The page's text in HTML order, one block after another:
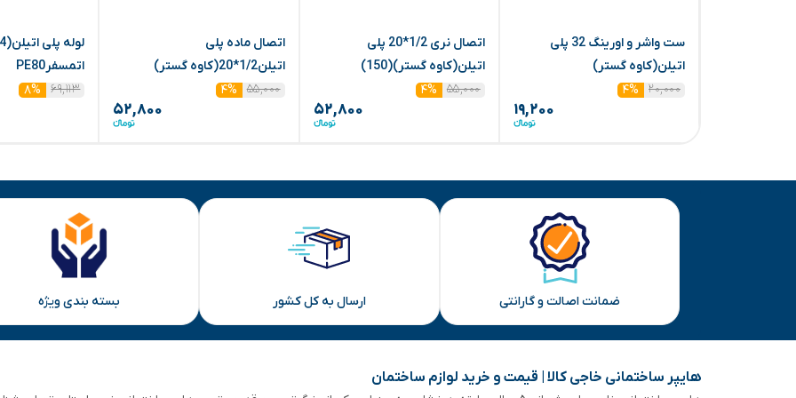
ست واشر و اورینگ 32 پلی
اتیلن(کاوه گستر)
۲۰,۰۰۰
۴%
۱۹,۲۰۰
اتصال نری 1/2*20 پلی
اتیلن(کاوه گستر)(150)
۵۵,۰۰۰
۴%
۵۲,۸۰۰
اتصال ماده پلی
اتیلن1/2*20(کاوه گستر)
۵۵,۰۰۰
۴%
۵۲,۸۰۰
اتمسفرPE80
۶۹,۱۱۳
۸%
ضمانت اصالت و گارانتی ارسال به کل کشور بسته بندی ویژه
هایپر ساختمانی خاجی‌ کالا | قیمت و خرید لوازم ساختمان